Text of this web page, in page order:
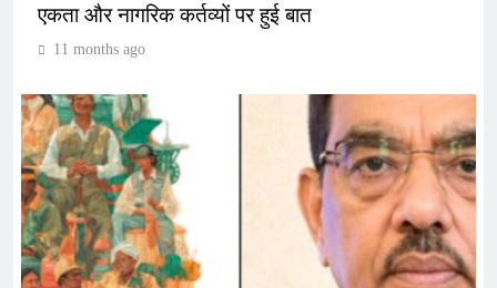
एकता और नागरिक कर्तव्यों पर हुई बात
11 months ago